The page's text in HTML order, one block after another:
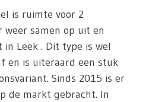
is ruimte voor 2
weer samen op uit en
Leek . Dit type is wel
en is uiteraard een stuk
Sinds 2015 is er
de markt gebracht. In